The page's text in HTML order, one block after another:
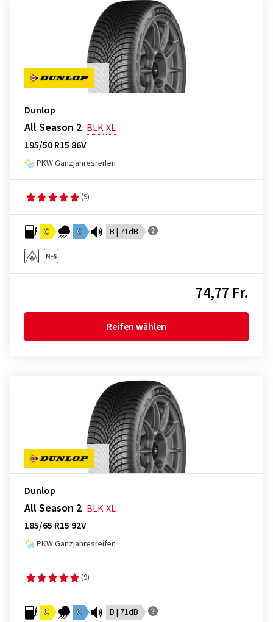
Dunlop
All Season 2 BLKXL
195/50 R15 86V
PKW Ganzjahresreifen
(9)
C C B | 71dB
74,77 Fr.
Reifen wählen
Dunlop
All Season 2 BLKXL
185/65 R15 92V
PKW Ganzjahresreifen
(9)
C C B | 71dB